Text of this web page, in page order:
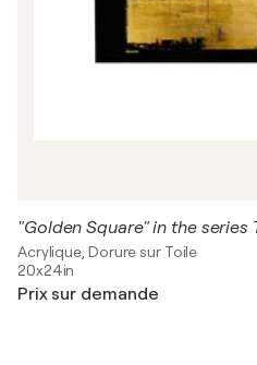
Acrylique, Dorure sur Toile
20x24in
Prix sur demande